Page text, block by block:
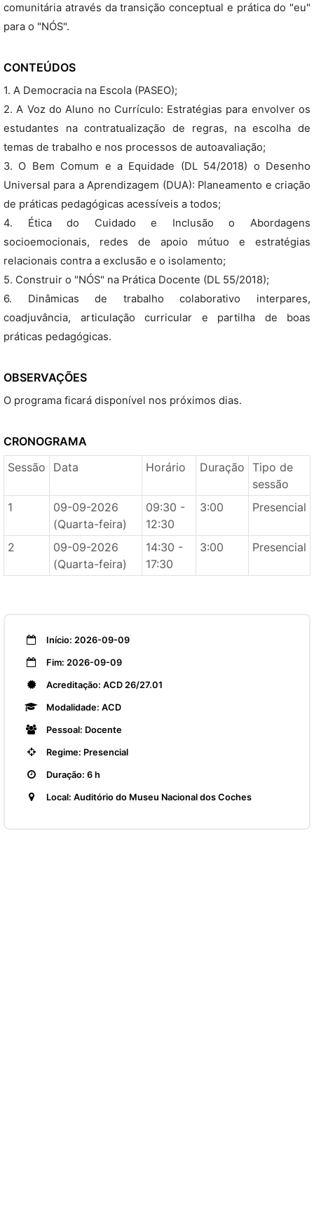
comunitária através da transição conceptual e prática do "eu"
para o "NÓS".
CONTEÚDOS
1. A Democracia na Escola (PASEO);
2. A Voz do Aluno no Currículo: Estratégias para envolver os
estudantes na contratualização de regras, na escolha de
temas de trabalho e nos processos de autoavaliação;
3. O Bem Comum e a Equidade (DL 54/2018) o Desenho
Universal para a Aprendizagem (DUA): Planeamento e criação
de práticas pedagógicas acessíveis a todos;
4. Ética do Cuidado e Inclusão o Abordagens
socioemocionais, redes de apoio mútuo e estratégias
relacionais contra a exclusão e o isolamento;
5. Construir o "NÓS" na Prática Docente (DL 55/2018);
6. Dinâmicas de trabalho colaborativo interpares,
coadjuvância, articulação curricular e partilha de boas
práticas pedagógicas.
OBSERVAÇÕES
O programa ficará disponível nos próximos dias.
CRONOGRAMA
Sessão
Data Horário Duração Tipo de
sessão
1
09-09-2026
(Quarta-feira)
09:30 -
12:30
3:00 Presencial
2
09-09-2026
(Quarta-feira)
14:30 -
17:30
3:00 Presencial
Início: 2026-09-09
Fim: 2026-09-09
Acreditação: ACD 26/27.01
Modalidade: ACD
Pessoal: Docente
Regime: Presencial
Duração: 6 h
Local: Auditório do Museu Nacional dos Coches